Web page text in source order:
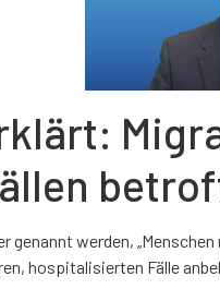
genannt werden,
hospitalisierten Fälle